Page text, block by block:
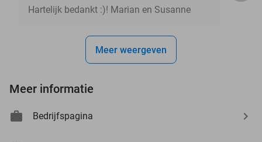
Hartelijk bedankt :)! Marian en Susanne
Meer weergeven
Meer informatie
Bedrijfspagina